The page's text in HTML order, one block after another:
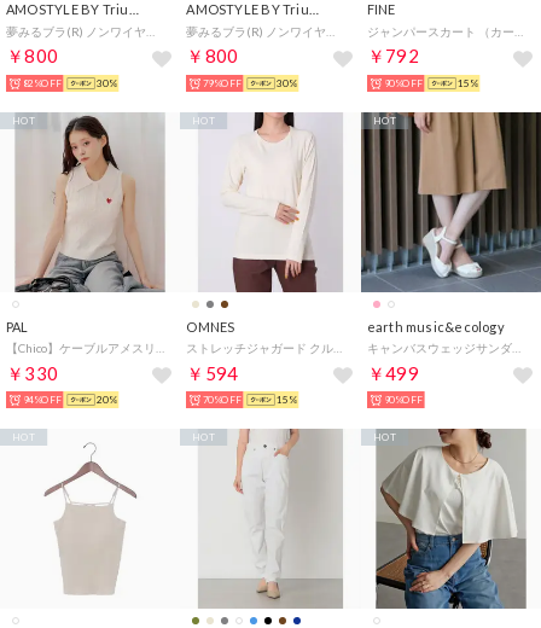
￥800
82%OFF 30%
￥800
79%OFF 30%
FINE
￥792
90%OFF 15%
PAL
￥330
HOT
94%OFF 20%
OMNES
￥594
HOT
70%OFF 15%
earth music&ecology
キャンバスウェッジサンダル （Ivory）
￥499
HOT
90%OFF
HOT HOT HOT